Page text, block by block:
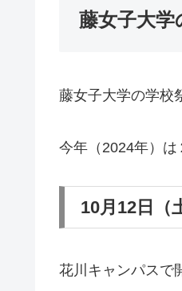
藤女子大
藤女子大学の学校
今年（2024年）は
10月12日（
花川キャンパスで